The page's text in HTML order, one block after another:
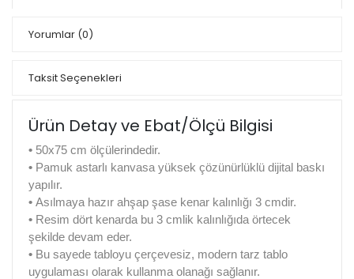
Yorumlar (0)
Taksit Seçenekleri
Ürün Detay ve Ebat/Ölçü Bilgisi
• 50x75 cm ölçülerindedir.
• Pamuk astarlı kanvasa yüksek çözünürlüklü dijital baskı
yapılır.
• Asılmaya hazır ahşap şase kenar kalınlığı 3 cmdir.
• Resim dört kenarda bu 3 cmlik kalınlığıda örtecek
şekilde devam eder.
• Bu sayede tabloyu çerçevesiz, modern tarz tablo
uygulaması olarak kullanma olanağı sağlanır.